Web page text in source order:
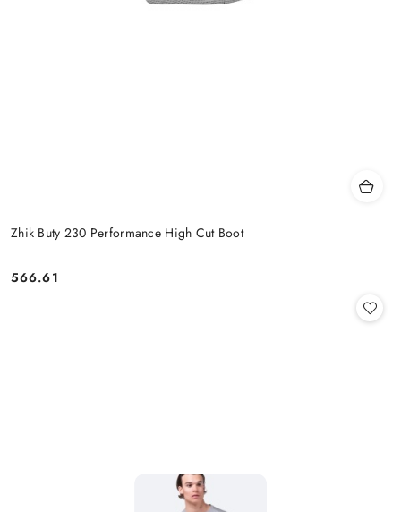
Zhik Buty 230 Performance High Cut Boot
Cena:
566.61